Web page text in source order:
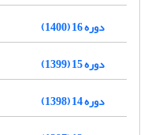
دوره 16 (1400)
دوره 15 (1399)
دوره 14 (1398)